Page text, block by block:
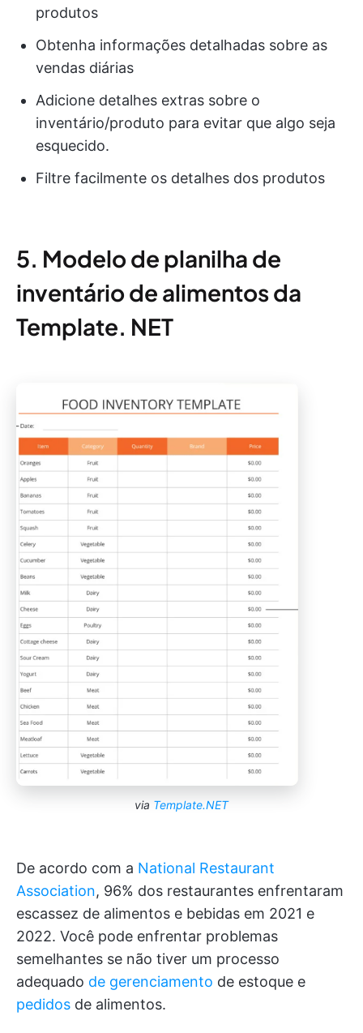
produtos
Obtenha informações detalhadas sobre as
vendas diárias
Adicione detalhes extras sobre o
inventário/produto para evitar que algo seja
esquecido.
Filtre facilmente os detalhes dos produtos
5. Modelo de planilha de
inventário de alimentos da
Template. NET
via Template.NET
De acordo com a National Restaurant
Association, 96% dos restaurantes enfrentaram
escassez de alimentos e bebidas em 2021 e
2022. Você pode enfrentar problemas
semelhantes se não tiver um processo
adequado de gerenciamento de estoque e
pedidos de alimentos.